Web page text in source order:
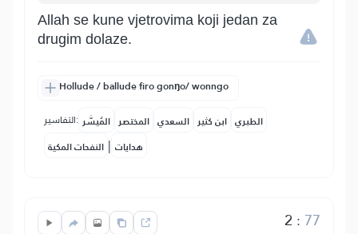
Allah se kune vjetrovima koji jedan za
drugim dolaze.
Hollude / ballude firo gonŋo/ wonngo
التفاسير: المُيسَّر المختصر السعدي ابن كثير الطبري
النفحات المكية | هدايات
2 : 77